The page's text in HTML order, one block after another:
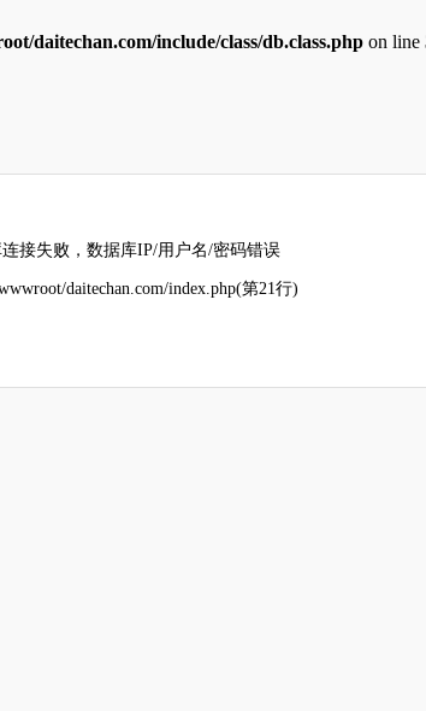
daitechan.com/include/class/db.class.php on line
接失败，数据库IP/用户名/密码错误
daitechan.com/index.php(第21行)